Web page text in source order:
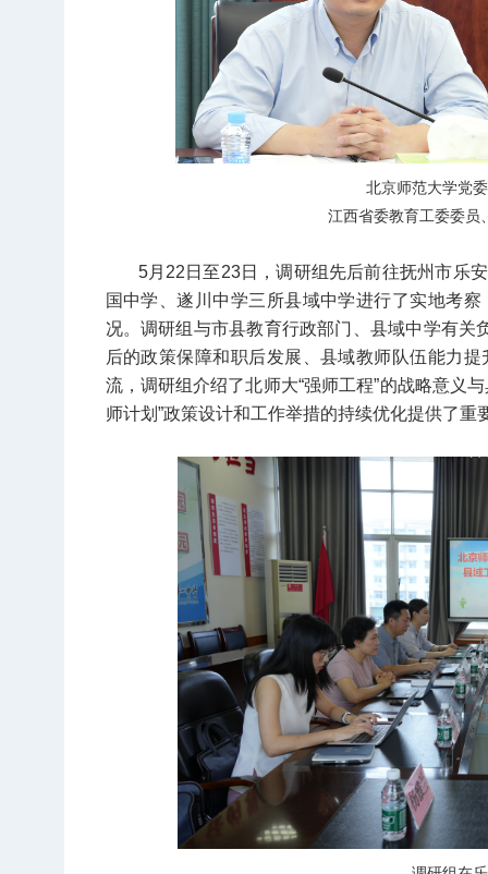
北京师范大学党
江西省委教育工委委员
5月22日至23日，调研组先后前往抚州市乐
国中学、遂川中学三所县域中学进行了实地考
况。调研组与市县教育行政部门、县域中学有关
后的政策保障和职后发展、县域教师队伍能力
流，调研组介绍了北师大“强师工程”的战略意义
师计划”政策设计和工作举措的持续优化提供了重